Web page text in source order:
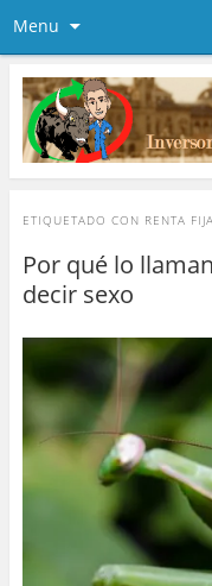
Menu
ETIQUETADO CON RENTA FIJA
Por qué lo
decir sexo